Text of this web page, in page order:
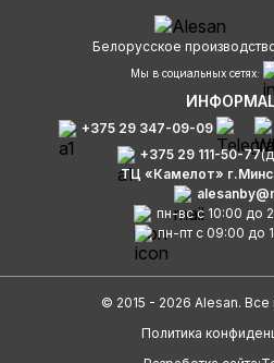
Белорусское
Мы в социальных сетях:
+375 29 347-09-09
+375 29 111-50-77
ТЦ «Камелот»
пн-вс с 10:00 до
пн-пт с 09:00 до
© 2015 - 2026 Alesan.
Политика